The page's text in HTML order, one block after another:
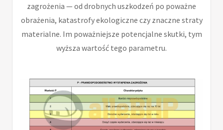
zagrożenia — od drobnych uszkodzeń po poważne
obrażenia, katastrofy ekologiczne czy znaczne straty
materialne. Im poważniejsze potencjalne skutki, tym
wyższa wartość tego parametru.